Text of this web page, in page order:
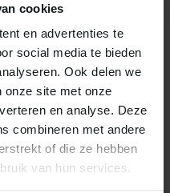
cookies
en advertenties te
social media te bieden
Ook delen we
onze site met onze
en analyse. Deze
combineren met andere
of die ze hebben
van hun services.